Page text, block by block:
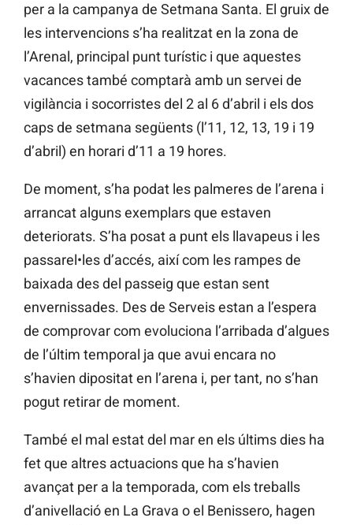
per a la campanya de Setmana Santa. El gruix de
les intervencions s’ha realitzat en la zona de
l’Arenal, principal punt turístic i que aquestes
vacances també comptarà amb un servei de
vigilància i socorristes del 2 al 6 d’abril i els dos
caps de setmana següents (l’11, 12, 13, 19 i 19
d’abril) en horari d’11 a 19 hores.
De moment, s’ha podat les palmeres de l’arena i
arrancat alguns exemplars que estaven
deteriorats. S’ha posat a punt els llavapeus i les
passarel•les d’accés, així com les rampes de
baixada des del passeig que estan sent
envernissades. Des de Serveis estan a l’espera
de comprovar com evoluciona l’arribada d’algues
de l’últim temporal ja que avui encara no
s’havien dipositat en l’arena i, per tant, no s’han
pogut retirar de moment.
També el mal estat del mar en els últims dies ha
fet que altres actuacions que ha s’havien
avançat per a la temporada, com els treballs
d’anivellació en La Grava o el Benissero, hagen